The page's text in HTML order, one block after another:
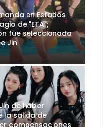
en Estados
de "ETA";
fue seleccionada
Jin
de haber
la salida de
compensaciones